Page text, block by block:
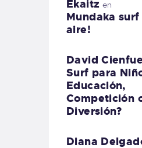
Ekaitz en
Mundaka
aire!
David
Surf para
Educación,
Competición
Diversión?
Diana